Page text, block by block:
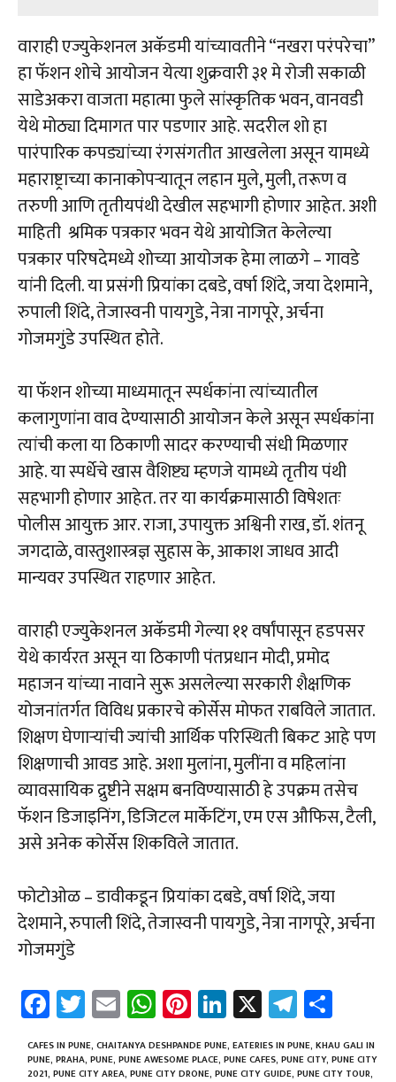
वाराही एज्युकेशनल अकॅडमी यांच्यावतीने “नखरा परंपरेचा”
हा फॅशन शोचे आयोजन येत्या शुक्रवारी ३१ मे रोजी सकाळी
साडेअकरा वाजता महात्मा फुले सांस्कृतिक भवन, वानवडी
येथे मोठ्या दिमागत पार पडणार आहे. सदरील शो हा
पारंपारिक कपड्यांच्या रंगसंगतीत आखलेला असून यामध्ये
महाराष्ट्राच्या कानाकोपऱ्यातून लहान मुले, मुली, तरूण व
तरुणी आणि तृतीयपंथी देखील सहभागी होणार आहेत. अशी
माहिती श्रमिक पत्रकार भवन येथे आयोजित केलेल्या
पत्रकार परिषदेमध्ये शोच्या आयोजक हेमा लाळगे – गावडे
यांनी दिली. या प्रसंगी प्रियांका दबडे, वर्षा शिंदे, जया देशमाने,
रुपाली शिंदे, तेजास्वनी पायगुडे, नेत्रा नागपूरे, अर्चना
गोजमगुंडे उपस्थित होते.
या फॅशन शोच्या माध्यमातून स्पर्धकांना त्यांच्यातील
कलागुणांना वाव देण्यासाठी आयोजन केले असून स्पर्धकांना
त्यांची कला या ठिकाणी सादर करण्याची संधी मिळणार
आहे. या स्पर्धेचे खास वैशिष्ट्य म्हणजे यामध्ये तृतीय पंथी
सहभागी होणार आहेत. तर या कार्यक्रमासाठी विषेशतः
पोलीस आयुक्त आर. राजा, उपायुक्त अश्विनी राख, डॉ. शंतनू
जगदाळे, वास्तुशास्त्रज्ञ सुहास के, आकाश जाधव आदी
मान्यवर उपस्थित राहणार आहेत.
वाराही एज्युकेशनल अकॅडमी गेल्या ११ वर्षांपासून हडपसर
येथे कार्यरत असून या ठिकाणी पंतप्रधान मोदी, प्रमोद
महाजन यांच्या नावाने सुरू असलेल्या सरकारी शैक्षणिक
योजनांतर्गत विविध प्रकारचे कोर्सेस मोफत राबविले जातात.
शिक्षण घेणाऱ्यांची ज्यांची आर्थिक परिस्थिती बिकट आहे पण
शिक्षणाची आवड आहे. अशा मुलांना, मुलींना व महिलांना
व्यावसायिक द्रुष्टीने सक्षम बनविण्यासाठी हे उपक्रम तसेच
फॅशन डिजाइनिंग, डिजिटल मार्केटिंग, एम एस औफिस, टैली,
असे अनेक कोर्सेस शिकविले जातात.
फोटोओळ – डावीकडून प्रियांका दबडे, वर्षा शिंदे, जया
देशमाने, रुपाली शिंदे, तेजास्वनी पायगुडे, नेत्रा नागपूरे, अर्चना
गोजमगुंडे
Fa
ce
b
T
wi
tt
E
m
ail
W
h
at
Pi
nt
er
Li
nk
e
X Te
le
gr
ar
e
CAFES IN PUNE, CHAITANYA DESHPANDE PUNE, EATERIES IN PUNE, KHAU GALI IN
PUNE, PRAHA, PUNE, PUNE AWESOME PLACE, PUNE CAFES, PUNE CITY, PUNE CITY
2021, PUNE CITY AREA, PUNE CITY DRONE, PUNE CITY GUIDE, PUNE CITY TOUR,